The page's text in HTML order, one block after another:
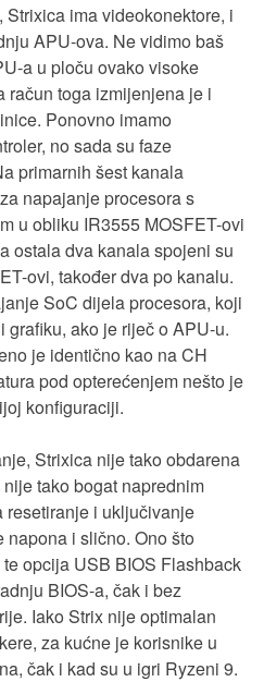
ima videokonektore, i
APU-ova. Ne vidimo baš
a u ploču ovako visoke
račun toga izmijenjena je i
Ponovno imamo
no sada su faze
primarnih šest kanala
napajanje procesora s
u obliku IR3555 MOSFET-ovi
ostala dva kanala spojeni su
ovi, također dva po kanalu.
SoC dijela procesora, koji
grafiku, ako je riječ o APU-u.
je identično kao na CH
pod opterećenjem nešto je
konfiguraciji.
Strixica nije tako obdarena
tako bogat naprednim
resetiranje i uključivanje
napona i slično. Ono što
opcija USB BIOS Flashback
BIOS-a, čak i bez
Iako Strix nije optimalan
za kućne je korisnike u
čak i kad su u igri Ryzeni 9.